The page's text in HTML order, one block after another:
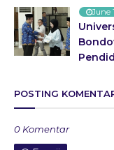
June
POSTING
0 Komentar